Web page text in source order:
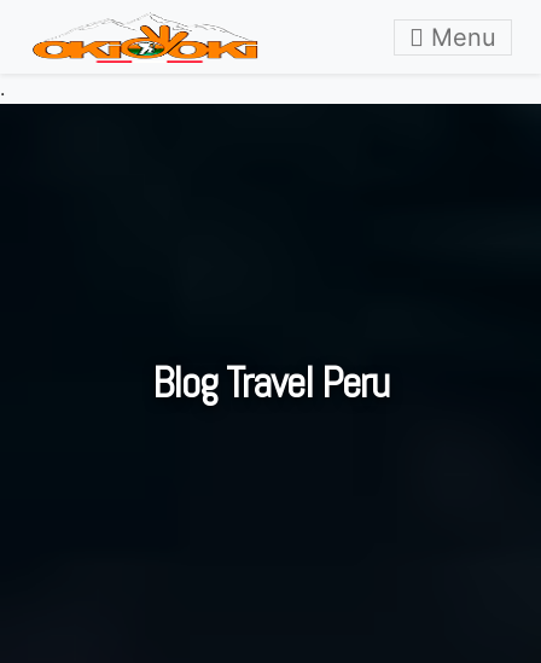
Skip to content
Menu
.
Blog Travel Peru